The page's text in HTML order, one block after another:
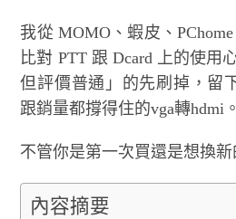
我從 MOMO、蝦皮、
比對 PTT 跟 Dcard 上的使用
但評價普通」的先刷掉，留
跟銷量都撐得住的vga轉hdmi。
不管你是第一次買還是想換新
內容摘要